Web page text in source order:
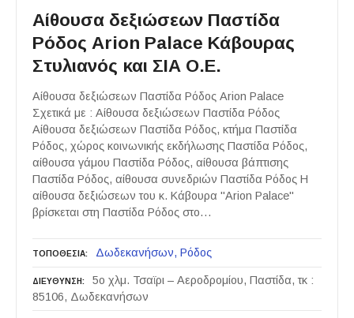
Αίθουσα δεξιώσεων Παστίδα
Ρόδος Arion Palace Κάβουρας
Στυλιανός και ΣΙΑ Ο.Ε.
Αίθουσα δεξιώσεων Παστίδα Ρόδος Arion Palace
Σχετικά με : Αίθουσα δεξιώσεων Παστίδα Ρόδος
Αίθουσα δεξιώσεων Παστίδα Ρόδος, κτήμα Παστίδα
Ρόδος, χώρος κοινωνικής εκδήλωσης Παστίδα Ρόδος,
αίθουσα γάμου Παστίδα Ρόδος, αίθουσα βάπτισης
Παστίδα Ρόδος, αίθουσα συνεδριών Παστίδα Ρόδος Η
αίθουσα δεξιώσεων του κ. Κάβουρα "Arion Palace"
βρίσκεται στη Παστίδα Ρόδος στο…
ΤΟΠΟΘΕΣΙΑ Δωδεκανήσων Ρόδος
ΔΙΕΥΘΥΝΣΗ
5ο χλμ. Τσαϊρι – Αεροδρομίου, Παστίδα, τκ :
85106, Δωδεκανήσων